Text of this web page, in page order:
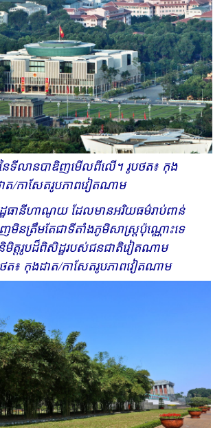
នៃទីលានបាឌិញ​​​មើលពីលើ។ រូបថត៖ កុង​
ត/កាសែតរូបភាពវៀតណាម​
ឋធានី​ហាណូយ ដែលមានអរិយធម៌​រាប់ពាន់​
មិនត្រឹមតែជាទីតាំង​ភូមិសាស្ត្រប៉ុណ្ណោះទេ
មិត្តរូបដ៏ពិសិដ្ឋរបស់ជន​ជាតិ​វៀតណាម​
ថត៖ កុង​ដាត/កាសែតរូបភាពវៀតណាម​